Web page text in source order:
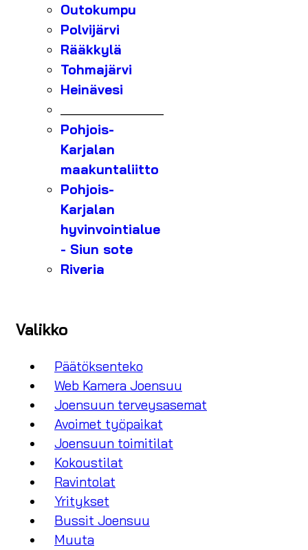
Outokumpu
Polvijärvi
Rääkkylä
Tohmajärvi
Heinävesi
Pohjois-
Karjalan
maakuntaliitto
Pohjois-
Karjalan
hyvinvointialue
- Siun sote
Riveria
Valikko
Päätöksenteko
Web Kamera Joensuu
Joensuun terveysasemat
Avoimet työpaikat
Joensuun toimitilat
Kokoustilat
Ravintolat
Yritykset
Bussit Joensuu
Muuta